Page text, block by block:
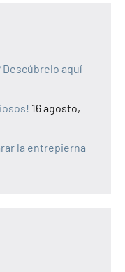
Descúbrelo aquí
16 agosto,
la entrepierna